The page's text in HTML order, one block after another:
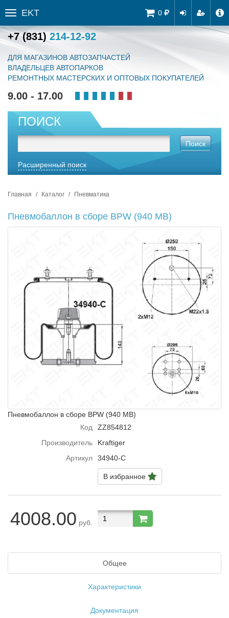
0
Toggle
sidebar
EKT
+7 (831) 214-12-92
ДЛЯ МАГАЗИНОВ АВТОЗАПЧАСТЕЙ
ВЛАДЕЛЬЦЕВ АВТОПАРКОВ
РЕМОНТНЫХ МАСТЕРСКИХ И ОПТОВЫХ ПОКУПАТЕЛЕЙ
9.00 - 17.00
ПОИСК
Поиск
Расширенный поиск
Главная Каталог Пневматика
Пневмобаллон в сборе BPW (940 MB)
Пневмобаллон в сборе BPW (940 MB)
Код
ZZ854812
Производитель
Kraftiger
Артикул
34940-C
В избранное
4008.00 руб.
Общее
Характеристики
Документация